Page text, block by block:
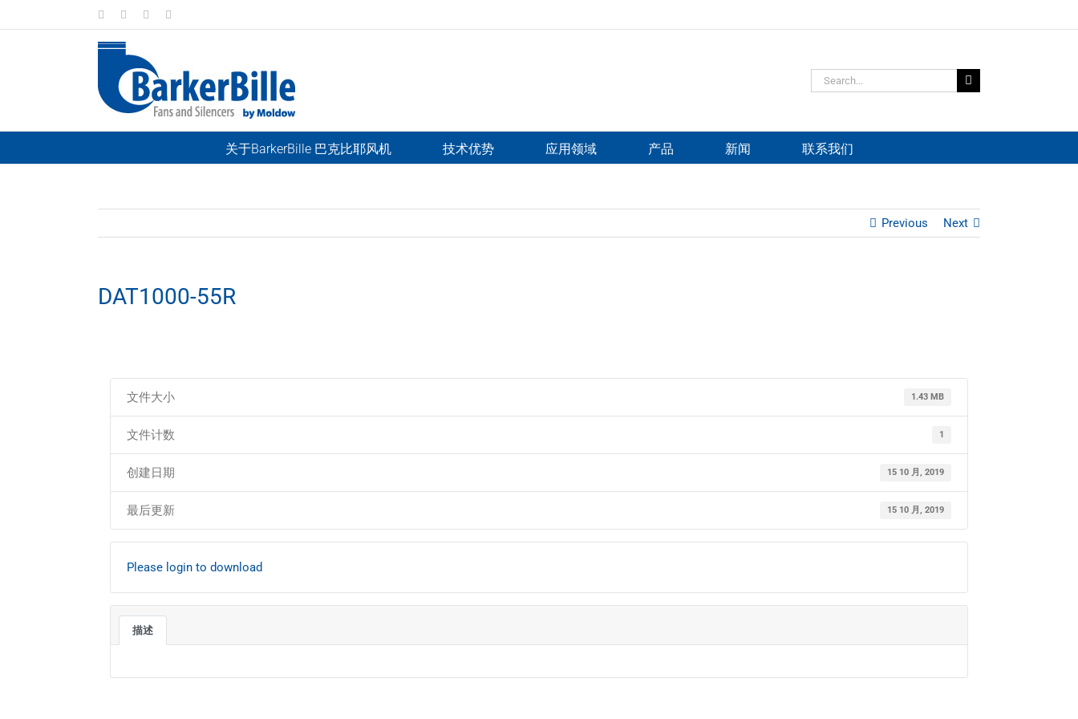
to
LinkedInFacebookInstagram
Search
for:
关于BarkerBille 巴克比耶风机 技术优势 应用领域 产品 新闻 联系我们
Previous Next
DAT1000-55R
文件大小 1.43 MB
文件计数 1
创建日期 15 10 月, 2019
最后更新 15 10 月, 2019
Please login to download
描述